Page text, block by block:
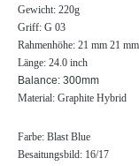
Gewicht: 220g
Griff: G 03
Rahmenhöhe: 21 mm 21
Länge: 24.0 inch
Balance: 300mm
Material: Graphite Hybrid
Farbe: Blast Blue
Besaitungsbild: 16/17